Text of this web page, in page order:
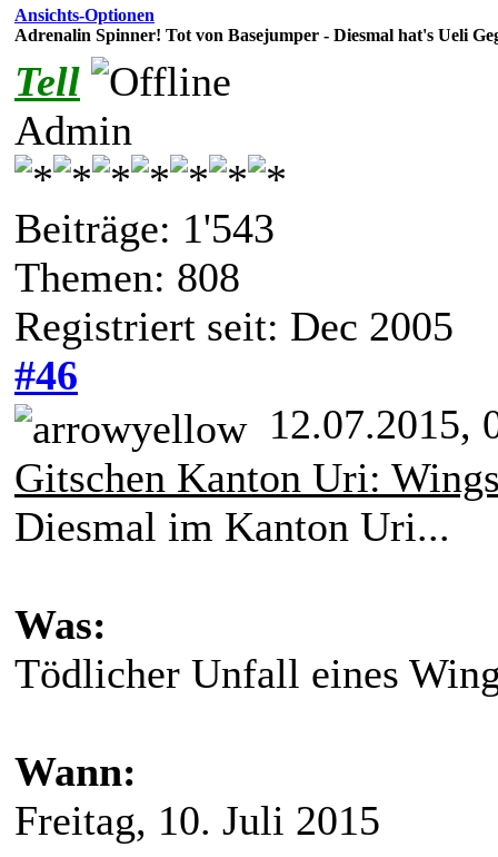
Ansichts-Optionen
Adrenalin Spinner! Tot von Basejumper - Diesmal hat's Ueli
Tell
Admin
Beiträge: 1'543
Themen: 808
Registriert seit: Dec 2005
#46
12.07.2015,
Gitschen Kanton Uri:
Diesmal im Kanton Uri...
Was:
Tödlicher Unfall eines
Wann:
Freitag, 10. Juli 2015